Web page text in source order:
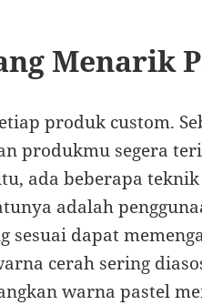
Menarik
produk custom.
produkmu segera
ada beberapa
adalah
sesuai dapat
cerah sering
warna pastel